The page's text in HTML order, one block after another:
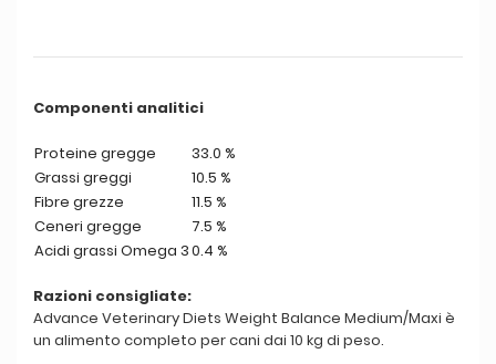
Componenti analitici
Proteine gregge
33.0 %
Grassi greggi
10.5 %
Fibre grezze
11.5 %
Ceneri gregge
7.5 %
Acidi grassi Omega 30.4 %
Razioni consigliate:
Advance Veterinary Diets Weight Balance Medium/Maxi è
un alimento completo per cani dai 10 kg di peso.